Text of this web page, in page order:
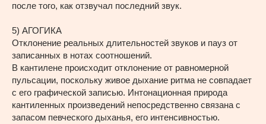
после того, как отзвучал последний звук.
5) АГОГИКА
Отклонение реальных длительностей звуков и пауз от
записанных в нотах соотношений.
В кантилене происходит отклонение от равномерной
пульсации, поскольку живое дыхание ритма не совпадает
с его графической записью. Интонационная природа
кантиленных произведений непосредственно связана с
запасом певческого дыханья, его интенсивностью.